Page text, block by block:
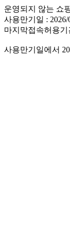
운영되지 않는 쇼
사용만기일 : 2026/
마지막접속허용기
사용만기일에서